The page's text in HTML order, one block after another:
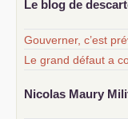
Le blog de
Gouverner, c’est
Le grand défaut a
Nicolas Maury